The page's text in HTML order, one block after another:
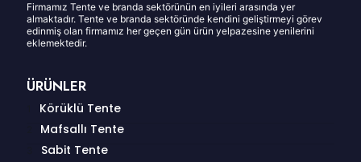
Firmamız Tente ve branda sektörünün en iyileri arasında yer
almaktadır. Tente ve branda sektöründe kendini geliştirmeyi görev
edinmiş olan firmamız her geçen gün ürün yelpazesine yenilerini
eklemektedir.
ÜRÜNLER
Körüklü Tente
Mafsallı Tente
Sabit Tente